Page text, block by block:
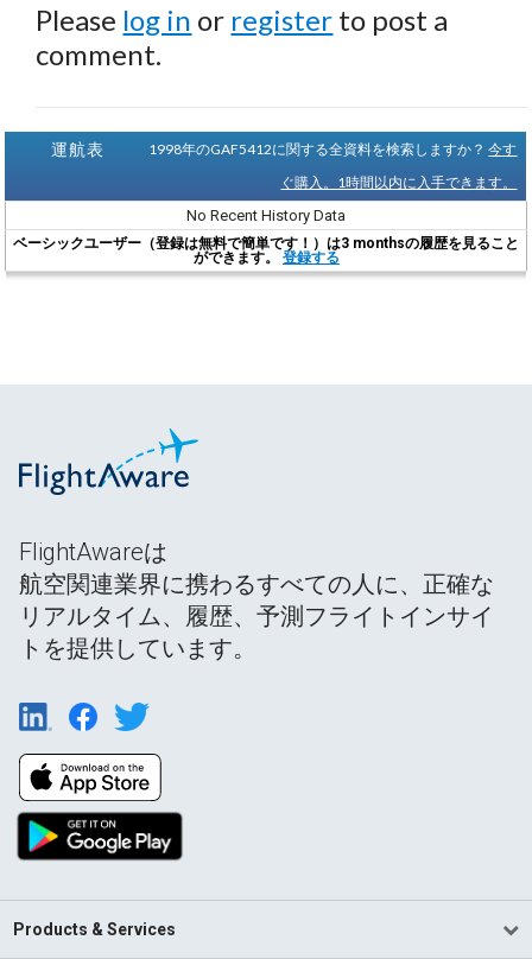
Please log in or register to post a
comment.
運航表 1998年のGAF5412に関する全資料を検索しますか？今す
ぐ購入。1時間以内に入手できます。
No Recent History Data
ベーシックユーザー（登録は無料で簡単です！）は3 monthsの履歴を見ること
ができます。 登録する
FlightAwareは
航空関連業界に携わるすべての人に、正確な
リアルタイム、履歴、予測フライトインサイ
トを提供しています。
Products & Services